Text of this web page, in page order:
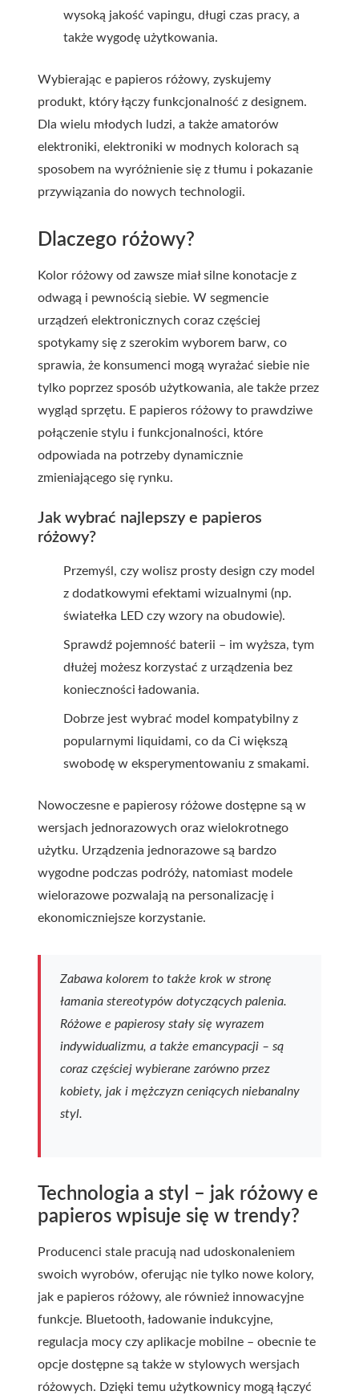
wysoką jakość vapingu, długi czas pracy, a
także wygodę użytkowania.
Wybierając e papieros różowy, zyskujemy
produkt, który łączy funkcjonalność z designem.
Dla wielu młodych ludzi, a także amatorów
elektroniki, elektroniki w modnych kolorach są
sposobem na wyróżnienie się z tłumu i pokazanie
przywiązania do nowych technologii.
Dlaczego różowy?
Kolor różowy od zawsze miał silne konotacje z
odwagą i pewnością siebie. W segmencie
urządzeń elektronicznych coraz częściej
spotykamy się z szerokim wyborem barw, co
sprawia, że konsumenci mogą wyrażać siebie nie
tylko poprzez sposób użytkowania, ale także przez
wygląd sprzętu. E papieros różowy to prawdziwe
połączenie stylu i funkcjonalności, które
odpowiada na potrzeby dynamicznie
zmieniającego się rynku.
Jak wybrać najlepszy e papieros
różowy?
Przemyśl, czy wolisz prosty design czy model
z dodatkowymi efektami wizualnymi (np.
światełka LED czy wzory na obudowie).
Sprawdź pojemność baterii – im wyższa, tym
dłużej możesz korzystać z urządzenia bez
konieczności ładowania.
Dobrze jest wybrać model kompatybilny z
popularnymi liquidami, co da Ci większą
swobodę w eksperymentowaniu z smakami.
Nowoczesne e papierosy różowe dostępne są w
wersjach jednorazowych oraz wielokrotnego
użytku. Urządzenia jednorazowe są bardzo
wygodne podczas podróży, natomiast modele
wielorazowe pozwalają na personalizację i
ekonomiczniejsze korzystanie.
Zabawa kolorem to także krok w stronę
łamania stereotypów dotyczących palenia.
Różowe e papierosy stały się wyrazem
indywidualizmu, a także emancypacji – są
coraz częściej wybierane zarówno przez
kobiety, jak i mężczyzn ceniących niebanalny
styl.
Technologia a styl – jak różowy e
papieros wpisuje się w trendy?
Producenci stale pracują nad udoskonaleniem
swoich wyrobów, oferując nie tylko nowe kolory,
jak e papieros różowy, ale również innowacyjne
funkcje. Bluetooth, ładowanie indukcyjne,
regulacja mocy czy aplikacje mobilne – obecnie te
opcje dostępne są także w stylowych wersjach
różowych. Dzięki temu użytkownicy mogą łączyć